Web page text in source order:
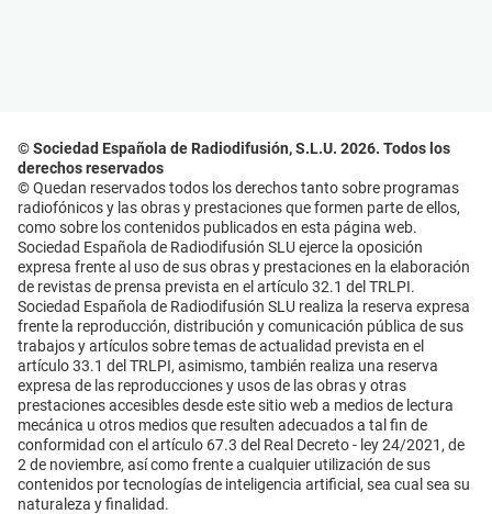
© Sociedad Española de Radiodifusión, S.L.U. 2026. Todos los
derechos reservados
© Quedan reservados todos los derechos tanto sobre programas
radiofónicos y las obras y prestaciones que formen parte de ellos,
como sobre los contenidos publicados en esta página web.
Sociedad Española de Radiodifusión SLU ejerce la oposición
expresa frente al uso de sus obras y prestaciones en la elaboración
de revistas de prensa prevista en el artículo 32.1 del TRLPI.
Sociedad Española de Radiodifusión SLU realiza la reserva expresa
frente la reproducción, distribución y comunicación pública de sus
trabajos y artículos sobre temas de actualidad prevista en el
artículo 33.1 del TRLPI, asimismo, también realiza una reserva
expresa de las reproducciones y usos de las obras y otras
prestaciones accesibles desde este sitio web a medios de lectura
mecánica u otros medios que resulten adecuados a tal fin de
conformidad con el artículo 67.3 del Real Decreto - ley 24/2021, de
2 de noviembre, así como frente a cualquier utilización de sus
contenidos por tecnologías de inteligencia artificial, sea cual sea su
naturaleza y finalidad.